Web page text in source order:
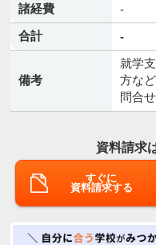
諸経費
-
合計
-
備考
就学
方な
問合
資料請求
すぐに
資料請求する